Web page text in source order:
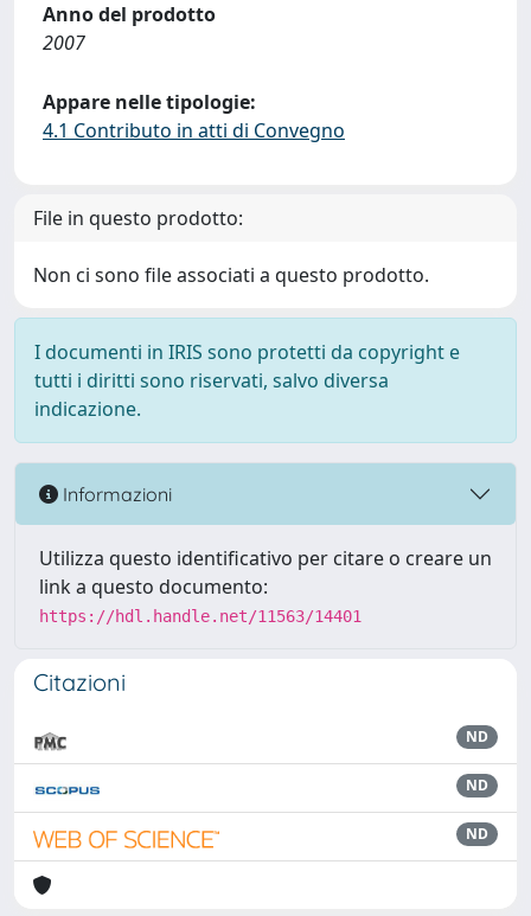
Anno del prodotto
2007
Appare nelle tipologie:
4.1 Contributo in atti di Convegno
File in questo prodotto:
Non ci sono file associati a questo prodotto.
I documenti in IRIS sono protetti da copyright e
tutti i diritti sono riservati, salvo diversa
indicazione.
Informazioni
Utilizza questo identificativo per citare o creare un
link a questo documento:
https://hdl.handle.net/11563/14401
Citazioni
ND
ND
ND